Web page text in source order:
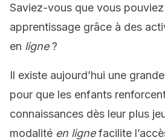
Saviez-vous que vous
apprentissage grâce à des
en ligne?
Il existe aujourd’hui une
pour que les enfants
connaissances dès leur plus
modalité en lignefacilite